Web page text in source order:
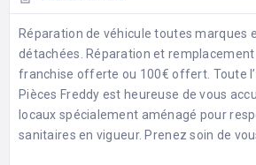
Réparation de véhicule toutes marques
détachées. Réparation et
franchise offerte ou 100€ offert. Toute l’
Pièces Freddy est heureuse de vous
locaux spécialement aménagé pour
sanitaires en vigueur. Prenez soin de